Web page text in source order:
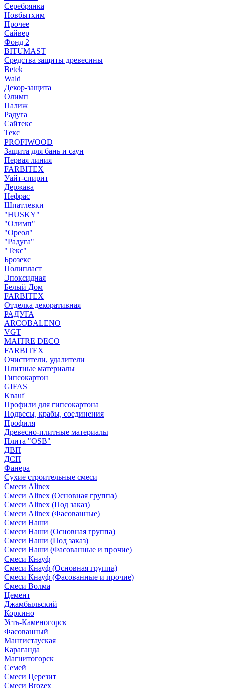
Серебрянка
Новбытхим
Прочее
Сайвер
Фонд 2
BITUMAST
Средства защиты древесины
Betek
Wald
Декор-защита
Олимп
Палиж
Радуга
Сайтекс
Текс
PROFIWOOD
Защита для бань и саун
Первая линия
FARBITEX
Уайт-спирит
Держава
Нефрас
Шпатлевки
"HUSKY"
"Олимп"
"Ореол"
"Радуга"
"Текс"
Брозекс
Полипласт
Эпоксидная
Белый Дом
FARBITEX
Отделка декоративная
РАДУГА
ARCOBALENO
VGT
MAITRE DECO
FARBITEX
Очистители, удалители
Плитные материалы
Гипсокартон
GIFAS
Knauf
Профили для гипсокартона
Подвесы, крабы, соединения
Профиля
Древесно-плитные материалы
Плита "OSB"
ДВП
ДСП
Фанера
Сухие строительные смеси
Смеси Alinex
Смеси Alinex (Основная группа)
Смеси Alinex (Под заказ)
Смеси Alinex (Фасованные)
Смеси Наши
Смеси Наши (Основная группа)
Смеси Наши (Под заказ)
Смеси Наши (Фасованные и прочие)
Смеси Кнауф
Смеси Кнауф (Основная группа)
Смеси Кнауф (Фасованные и прочие)
Смеси Волма
Цемент
Джамбыльский
Коркино
Усть-Каменогорск
Фасованный
Мангистауская
Караганда
Магнитогорск
Семей
Смеси Церезит
Смеси Brozex